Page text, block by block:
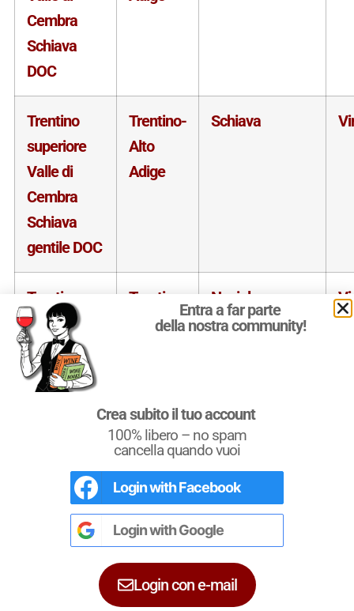
Cembra
Schiava
DOC
Trentino
superiore
Valle di
Cembra
Schiava
gentile DOC
Trentino-
Alto
Adige
Schiava
Trentino
Vino santo
superiore
DOC
Trentino-
Nosiola
Diventa un esperto! con i
L'Italia del Vino
Nel libro leRegioni del Vino d’Italiacon
tutte leDenominazioni, e le
dettagliateper leDOCGe leDOCdi
singole regioni.
Entra a far parte
della nostra community!
Crea subito il tuo account
100% libero – no spam
cancella quando vuoi
Login withFacebook
Login withGoogle
Login con e-mail